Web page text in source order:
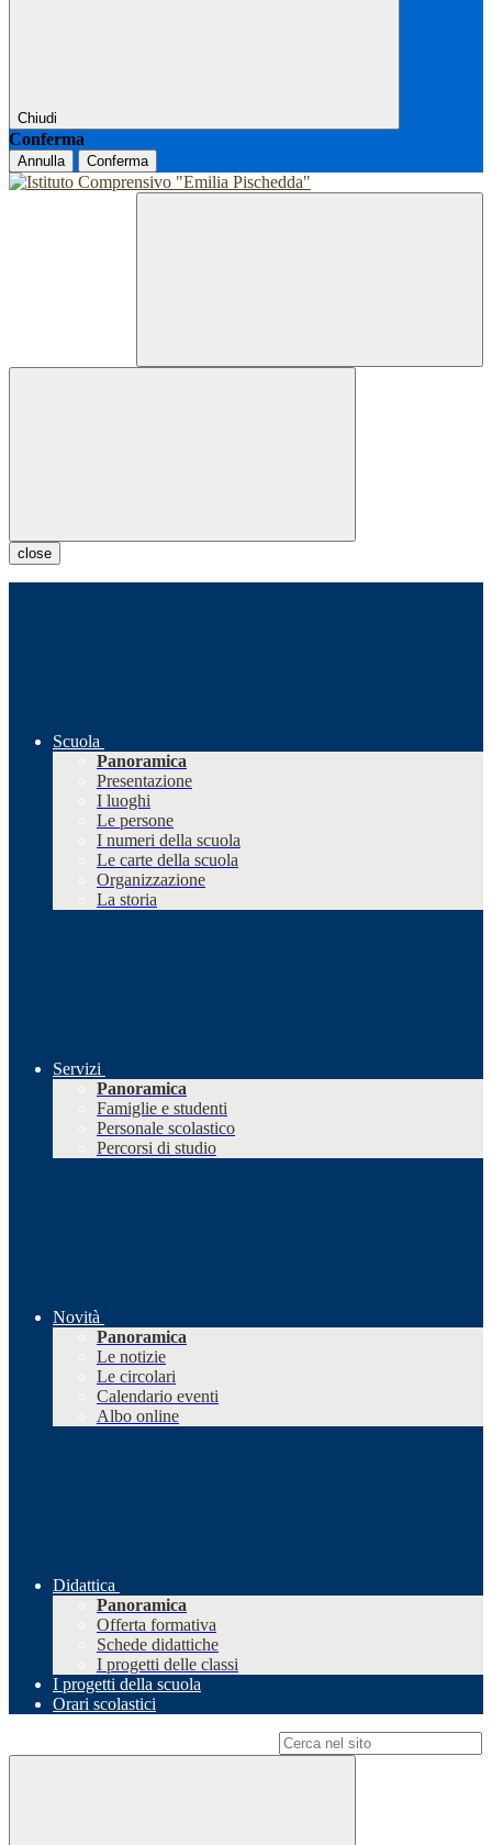
Chiudi
Conferma
Annulla Conferma
close
Scuola
Panoramica
Presentazione
I luoghi
Le persone
I numeri della scuola
Le carte della scuola
Organizzazione
La storia
Servizi
Panoramica
Famiglie e studenti
Personale scolastico
Percorsi di studio
Novità
Panoramica
Le notizie
Le circolari
Calendario eventi
Albo online
Didattica
Panoramica
Offerta formativa
Schede didattiche
I progetti delle classi
I progetti della scuola
Orari scolastici